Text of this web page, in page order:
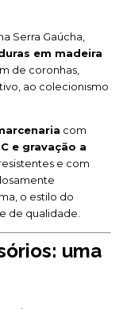
Serra Gaúcha,
em madeira
de coronhas,
ao colecionismo
com
e gravação a
e com
o estilo do
de qualidade.
uma